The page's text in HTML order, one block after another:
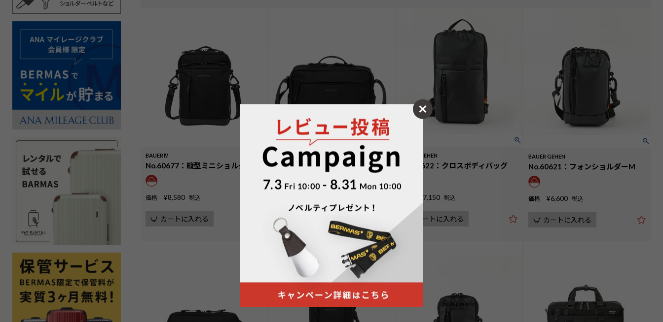
BAUERⅣ
No.60677：縦型ミニショルダー
価格 ¥8,580 税込
カートに入れる
BAUERⅣ
No.60678：横型ショルダー
カートに入れる
BAUER GEHEN
No.60622：クロスボディバッグ
7,150 税込
カートに入れる
BAUER GEHEN
No.60621：フォンショルダーM
価格 ¥6,600 税込
カートに入れる